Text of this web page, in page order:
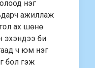
нэг
ажиллаж
ах шөнө
эхэндээ би
ч юм нэг
бол гэж